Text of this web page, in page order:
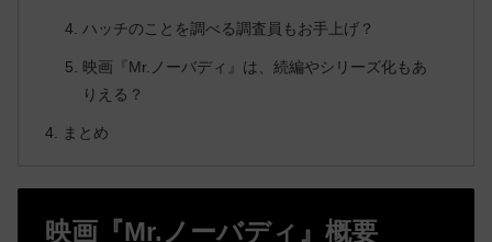
ハッチのことを調べる調査員もお手上げ？
映画『Mr.ノーバディ』は、続編やシリーズ化もあ
りえる？
まとめ
映画『Mr.ノーバディ』概要